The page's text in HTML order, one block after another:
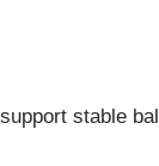
stable